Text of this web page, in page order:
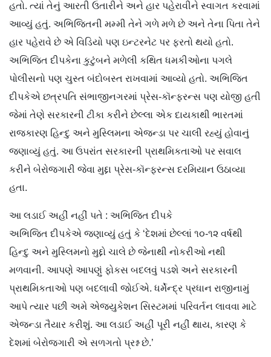
હતો. ત્યાં તેનું આરતી ઉતારીને અને હાર પહેરાવીને સ્વાગત કરવામાં
આવ્યું હતું. અભિજિતની મમ્મી તેને ગળે મળે છે અને તેના પિતા તેને
હાર પહેરાવે છે એ વિડિયો પણ ઇન્ટરનેટ પર ફરતો થયો હતો.
અભિજિત દીપકેના કુટુંબને મળેલી કથિત ધમકીઓના પગલે
પોલીસનો પણ ચુસ્ત બંદોબસ્ત રાખવામાં આવ્યો હતો. અભિજિત
દીપકેએ છત્રપતિ સંભાજીનગરમાં પ્રેસ-કૉન્ફરન્સ પણ યોજી હતી
જેમાં તેણે સરકારની ટીકા કરીને છેલ્લા એક દાયકાથી ભારતમાં
રાજકારણ હિન્દુ અને મુસ્લિમના એજન્ડા પર ચાલી રહ્યું હોવાનું
જણાવ્યું હતું. આ ઉપરાંત સરકારની પ્રાથમિકતાઓ પર સવાલ
કરીને બેરોજગારી જેવા મુદ્દા પ્રેસ-કૉન્ફરન્સ દરમિયાન ઉઠાવ્યા
હતા.
આ લડાઈ અહીં નહીં પતે : અભિજિત દીપકે
અભિજિત દીપકેએ જણાવ્યું હતું કે ‘દેશમાં છેલ્લાં ૧૦-૧૨ વર્ષથી
હિન્દુ અને મુસ્લિમનો મુદ્દો ચાલે છે જેનાથી નોકરીઓ નથી
મળવાની. આપણે આપણું ફોકસ બદલવું પડશે અને સરકારની
પ્રાથમિકતાઓ પણ બદલાવી જોઈએ. ધર્મેન્દ્ર પ્રધાન રાજીનામું
આપે ત્યાર પછી અમે એજ્યુકેશન સિસ્ટમમાં પરિવર્તન લાવવા માટે
એજન્ડા તૈયાર કરીશું. આ લડાઈ અહીં પૂરી નહીં થાય, કારણ કે
દેશમાં બેરોજગારી એ સળગતો પ્રશ્ન છે.’